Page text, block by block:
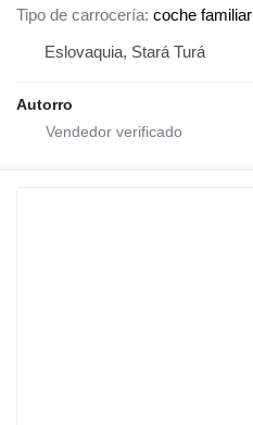
Tipo de carrocería coche familiar
Eslovaquia, Stará Turá
Autorro